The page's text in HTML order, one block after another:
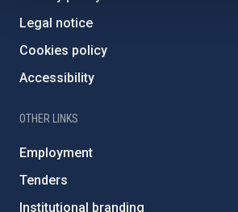
Legal notice
Cookies policy
Accessibility
OTHER LINKS
Employment
Tenders
Institutional branding